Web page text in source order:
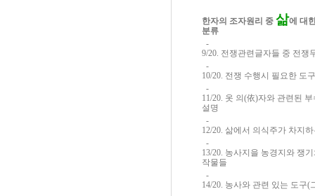
한자의 조자원리 중 삶에 대
분류
-
9/20. 전쟁관련글자들 중 전쟁
-
10/20. 전쟁 수행시 필요한 도
-
11/20. 옷 의(依)자와 관련된
설명
-
12/20. 삶에서 의식주가 차지
-
13/20. 농사지을 농경지와 쟁
작물들
-
14/20. 농사와 관련 있는 도구